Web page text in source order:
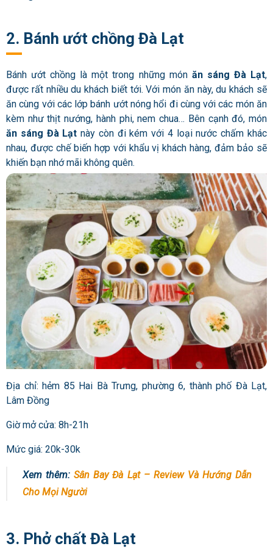
2. Bánh ướt chồng Đà Lạt
Bánh ướt chồng là một trong những món ăn sáng Đà Lạt,
được rất nhiều du khách biết tới. Với món ăn này, du khách sẽ
ăn cùng với các lớp bánh ướt nóng hổi đi cùng với các món ăn
kèm như thịt nướng, hành phi, nem chua… Bên cạnh đó, món
ăn sáng Đà Lạt này còn đi kém với 4 loại nước chấm khác
nhau, được chế biến hợp với khẩu vị khách hàng, đảm bảo sẽ
khiến bạn nhớ mãi không quên.
Địa chỉ: hẻm 85 Hai Bà Trưng, phường 6, thành phố Đà Lạt,
Lâm Đồng
Giờ mở cửa: 8h-21h
Mức giá: 20k-30k
Xem thêm:Sân Bay Đà Lạt – Review Và Hướng Dẫn
Cho Mọi Người
3. Phở chất Đà Lạt